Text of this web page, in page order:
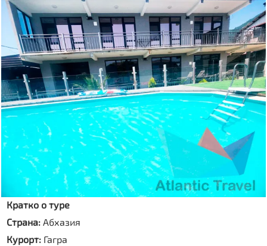
Кратко о туре
Страна:Абхазия
Курорт: Гагра